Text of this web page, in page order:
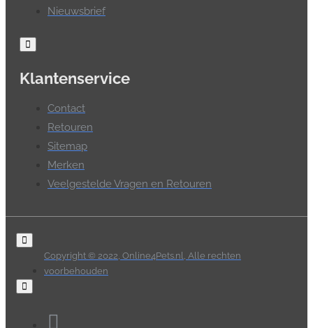
Nieuwsbrief
Klantenservice
Contact
Retouren
Sitemap
Merken
Veelgestelde Vragen en Retouren
Copyright © 2022, Online4Pets.nl, Alle rechten
voorbehouden